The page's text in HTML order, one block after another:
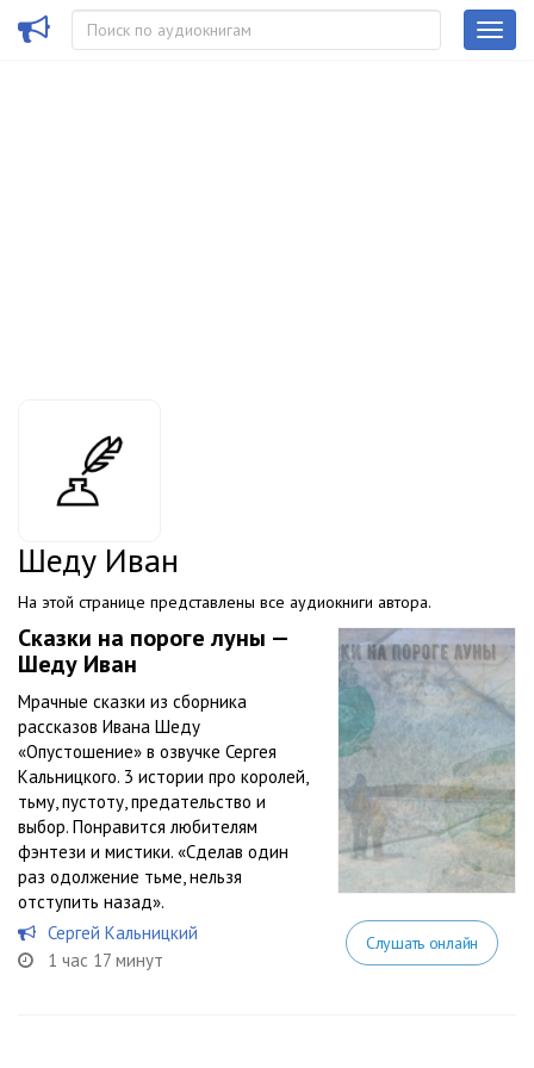
Шеду Иван
На этой странице представлены все аудиокниги автора.
Сказки на пороге луны —
Шеду Иван
Мрачные сказки из сборника
рассказов Ивана Шеду
«Опустошение» в озвучке Сергея
Кальницкого. 3 истории про королей,
тьму, пустоту, предательство и
выбор. Понравится любителям
фэнтези и мистики. «Сделав один
раз одолжение тьме, нельзя
отступить назад».
Сергей Кальницкий
1 час 17 минут
Слушать онлайн